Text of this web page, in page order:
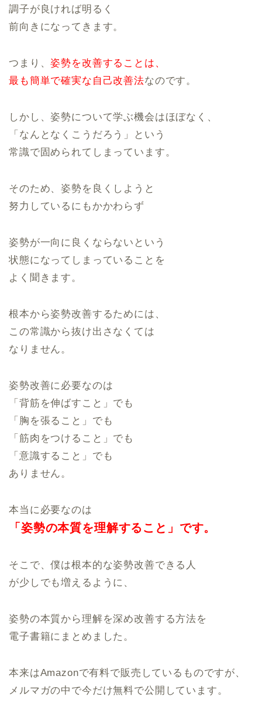
調子が良ければ明るく
前向きになってきます。
つまり、姿勢を改善することは、
最も簡単で確実な自己改善法なのです。
しかし、姿勢について学ぶ機会はほぼなく、
「なんとなくこうだろう」という
常識で固められてしまっています。
そのため、姿勢を良くしようと
努力しているにもかかわらず
姿勢が一向に良くならないという
状態になってしまっていることを
よく聞きます。
根本から姿勢改善するためには、
この常識から抜け出さなくては
なりません。
姿勢改善に必要なのは
「背筋を伸ばすこと」でも
「胸を張ること」でも
「筋肉をつけること」でも
「意識すること」でも
ありません。
本当に必要なのは
「姿勢の本質を理解すること」です。
そこで、僕は根本的な姿勢改善できる人
が少しでも増えるように、
姿勢の本質から理解を深め改善する方法を
電子書籍にまとめました。
本来はAmazonで有料で販売しているものですが、
メルマガの中で今だけ無料で公開しています。